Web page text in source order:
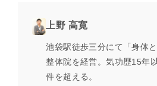
上野 高寛
池袋駅徒歩三分にて「身体
整体院を経営。気功歴15年
件を超える。